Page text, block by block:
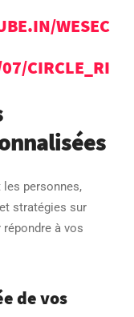
personnes,
stratégies sur
à vos
de vos